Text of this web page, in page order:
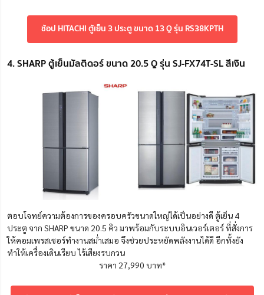
ช้อป HITACHI ตู้เย็น 3 ประตู ขนาด 13 Q รุ่น RS38KPTH
4. SHARP ตู้เย็นมัลติดอร์ ขนาด 20.5 Q รุ่น SJ-FX74T-SL สีเงิน
ตอบโจทย์ความต้องการของครอบครัวขนาดใหญ่ได้เป็นอย่างดี ตู้เย็น 4
ประตู จาก SHARP ขนาด 20.5 คิว มาพร้อมกับระบบอินเวอร์เตอร์ ที่สั่งการ
ให้คอมเพรสเซอร์ทำงานสม่ำเสมอ จึงช่วยประหยัดพลังงานได้ดี อีกทั้งยัง
ทำให้เครื่องเดินเรียบ ไร้เสียงรบกวน
ราคา 27,990 บาท*